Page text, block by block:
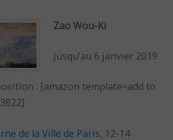
Zao Wou-Ki
Jusqu’au 6 janvier 2019
: [amazon template=add to
de la Ville de Paris, 12-14